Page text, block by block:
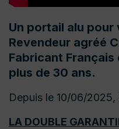
Un portail alu pour
Revendeur agréé
Fabricant
plus de 30 ans.
Depuis le 10/06/2025,
LA DOUBLE